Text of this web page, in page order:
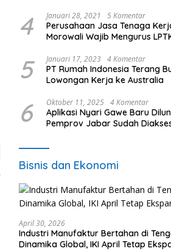
4 Januari 28, 2021 5 Komentar
Perusahaan Jasa Tenaga
Morowali Wajib Mengurus
5 Januari 17, 2023 4 Komentar
PT Rumah Indonesia Terang
Lowongan Kerja ke Australia
6 Oktober 11, 2025 4 Komentar
Aplikasi Nyari Gawe Baru
Pemprov Jabar Sudah
Bisnis dan Ekonomi
April 30, 2026
Industri Manufaktur Bertahan di
Dinamika Global, IKI April Tetap